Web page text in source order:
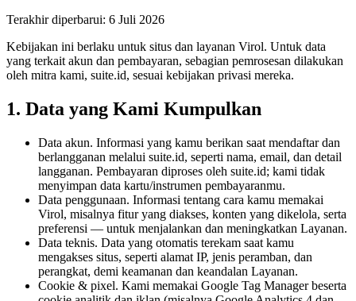
Terakhir diperbarui: 6 Juli 2026
Kebijakan ini berlaku untuk situs dan layanan Virol. Untuk data
yang terkait akun dan pembayaran, sebagian pemrosesan dilakukan
oleh mitra kami, suite.id, sesuai kebijakan privasi mereka.
1. Data yang Kami Kumpulkan
Data akun. Informasi yang kamu berikan saat mendaftar dan
berlangganan melalui suite.id, seperti nama, email, dan detail
langganan. Pembayaran diproses oleh suite.id; kami tidak
menyimpan data kartu/instrumen pembayaranmu.
Data penggunaan. Informasi tentang cara kamu memakai
Virol, misalnya fitur yang diakses, konten yang dikelola, serta
preferensi — untuk menjalankan dan meningkatkan Layanan.
Data teknis. Data yang otomatis terekam saat kamu
mengakses situs, seperti alamat IP, jenis peramban, dan
perangkat, demi keamanan dan keandalan Layanan.
Cookie & pixel. Kami memakai Google Tag Manager beserta